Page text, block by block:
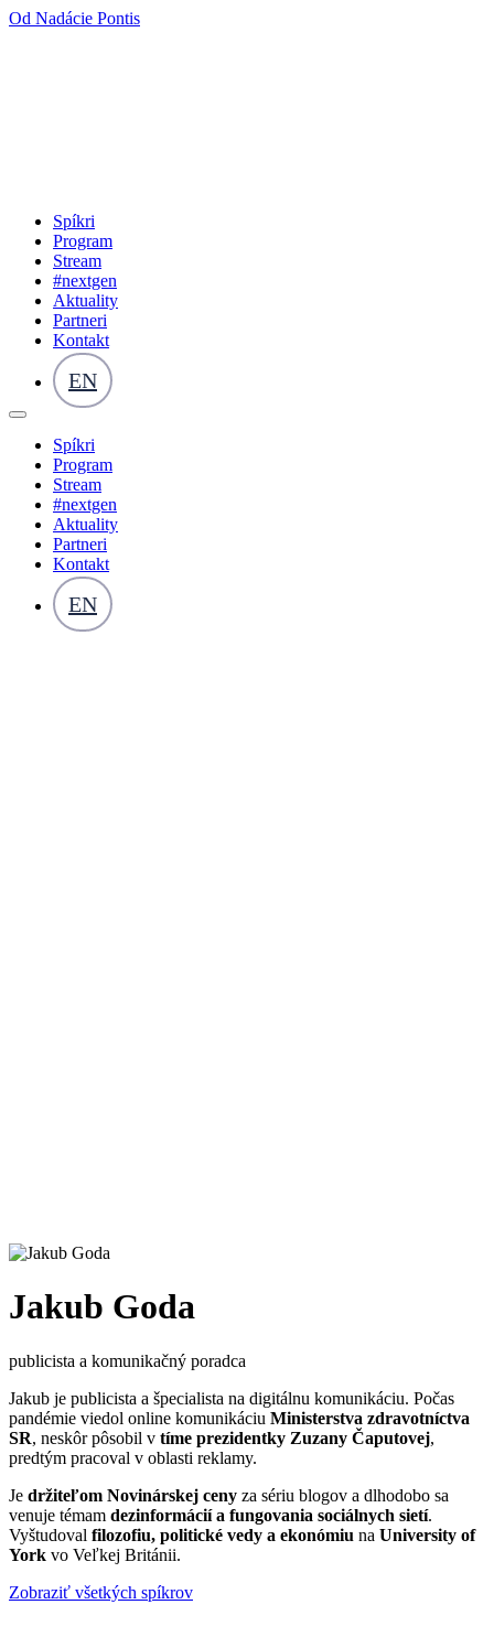
Od Nadácie Pontis
Spíkri
Program
Stream
#nextgen
Aktuality
Partneri
Kontakt
EN
Spíkri
Program
Stream
#nextgen
Aktuality
Partneri
Kontakt
EN
Jakub Goda
publicista a komunikačný poradca
Jakub je publicista a špecialista na digitálnu komunikáciu. Počas
pandémie viedol online komunikáciu Ministerstva zdravotníctva
SR, neskôr pôsobil v tíme prezidentky Zuzany Čaputovej,
predtým pracoval v oblasti reklamy.
Je držiteľom Novinárskej ceny za sériu blogov a dlhodobo sa
venuje témam dezinformácií a fungovania sociálnych sietí.
Vyštudoval filozofiu, politické vedy a ekonómiu na University of
York vo Veľkej Británii.
Zobraziť všetkých spíkrov